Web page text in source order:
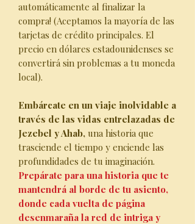
automáticamente al finalizar la
compra! (Aceptamos la mayoría de las
tarjetas de crédito principales. El
precio en dólares estadounidenses se
convertirá sin problemas a tu moneda
local).
Embárcate en un viaje inolvidable a
través de las vidas entrelazadas de
Jezebel y Ahab, una historia que
trasciende el tiempo y enciende las
profundidades de tu imaginación.
Prepárate para una historia que te
mantendrá al borde de tu asiento,
donde cada vuelta de página
desenmaraña la red de intriga y